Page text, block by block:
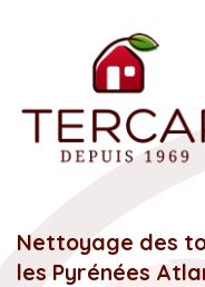
Nettoyage des
les Pyrénées